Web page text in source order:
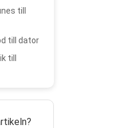
till
till dator
till